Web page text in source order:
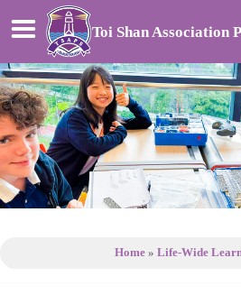
Toi Shan Association
Home » Life-Wide